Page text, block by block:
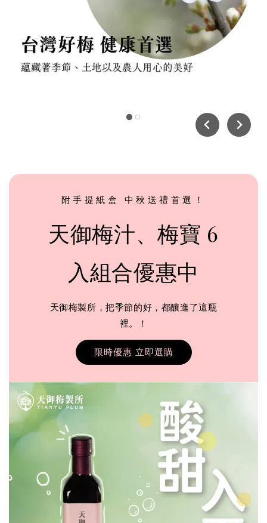
附手提紙盒 中秋送禮首選！
天御梅汁、梅寶 6
入組合優惠中
天御梅製所，把季節的好，都釀進了這瓶
裡。！
限時優惠 立即選購